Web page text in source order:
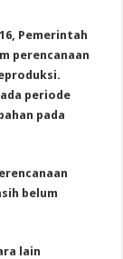
Pemerintah
perencanaan
periode
pada
belum
lain